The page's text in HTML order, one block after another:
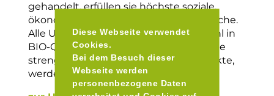
Diese Webseite verwendet
Cookies.
Bei dem Besuch dieser
Webseite werden
personenbezogene Daten
gehandelt, erfüllen sie höchste soziale,
ökonomische und ökologische Ansprüche.
Alle UNSER LAND-Lebensmittel, sowohl in
BIO-Qualität, ‚Ohne Gentechnik‘ und die
streng kontrollierten Richtlinienprodukte,
werden zu fairen Preisen gehandelt.